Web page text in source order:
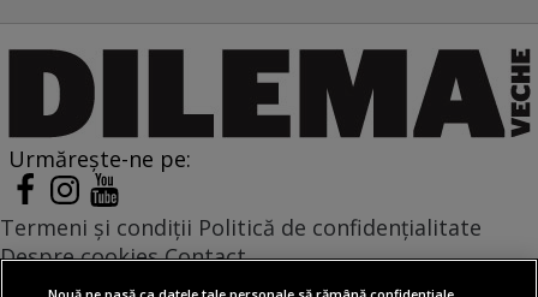
Urmărește-ne pe:
Termeni și condiții Politică de confidențialitate
Despre cookies Contact
Modifică preferințe pentru confidențialitate